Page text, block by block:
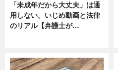
「未成年だから大丈夫」は通
用しない。いじめ動画と法律
のリアル【弁護士が…